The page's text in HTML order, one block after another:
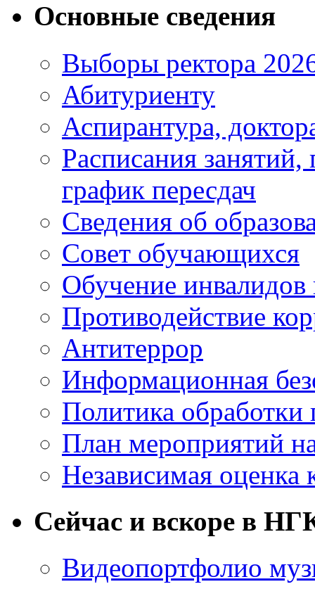
Основные сведения
Выборы ректора
Абитуриенту
Аспирантура,
Расписания
график пересдач
Сведения об
Совет обучающихся
Обучение
Противодействие
Антитеррор
Информационная
Политика
План мероприятий
Независимая оценка
Сейчас и вскоре в
Видеопортфолио